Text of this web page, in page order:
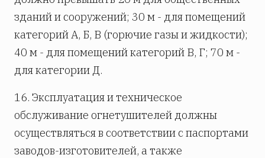
зданий и сооружений; 30 м - для помещений
категорий А, Б, В (горючие газы и жидкости);
40 м - для помещений категорий В, Г; 70 м -
для категории Д.
16. Эксплуатация и техническое
обслуживание огнетушителей должны
осуществляться в соответствии с паспортами
заводов-изготовителей, а также